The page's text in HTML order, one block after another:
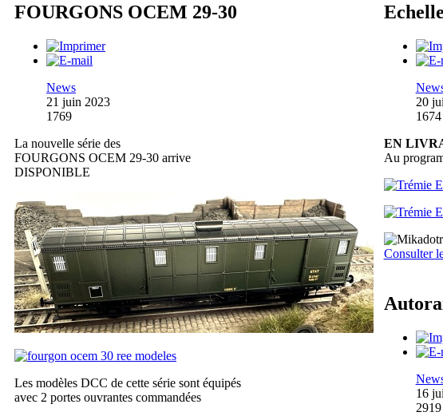
FOURGONS OCEM 29-30
News
21 juin 2023
1769
La nouvelle série des
FOURGONS OCEM 29-30 arrive
DISPONIBLE
Les modèles DCC de cette série sont équipés
avec 2 portes ouvrantes commandées
20
1674
EN
Au
Consulter
16
2919